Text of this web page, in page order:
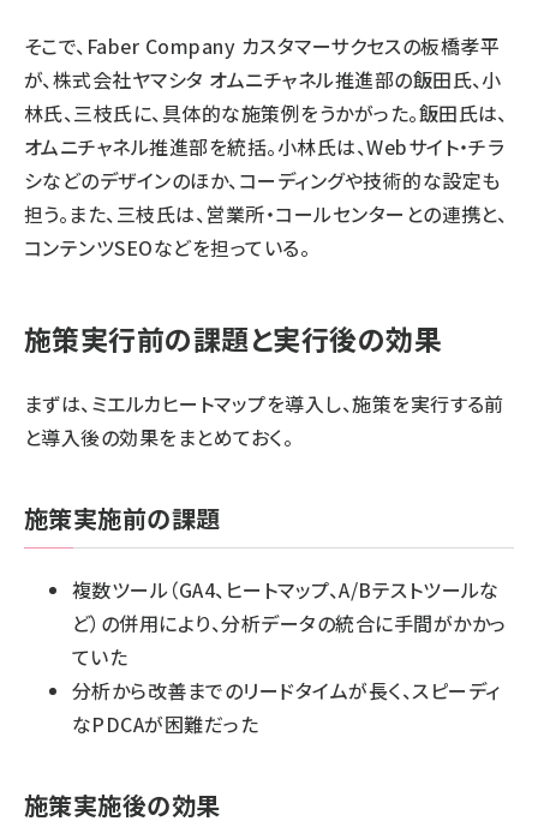
そこで、Faber Company カスタマーサクセスの板橋孝平
が、株式会社ヤマシタ オムニチャネル推進部の飯田氏、小
林氏、三枝氏に、具体的な施策例をうかがった。飯田氏は、
オムニチャネル推進部を統括。小林氏は、Webサイト・チラ
シなどのデザインのほか、コーディングや技術的な設定も
担う。また、三枝氏は、営業所・コールセンターとの連携と、
コンテンツSEOなどを担っている。
施策実行前の課題と実行後の効果
まずは、ミエルカヒートマップを導入し、施策を実行する前
と導入後の効果をまとめておく。
施策実施前の課題
複数ツール（GA4、ヒートマップ、A/Bテストツールな
ど）の併用により、分析データの統合に手間がかかっ
ていた
分析から改善までのリードタイムが長く、スピーディ
なPDCAが困難だった
施策実施後の効果